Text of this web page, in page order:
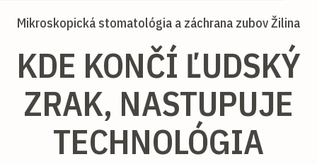
Mikroskopická stomatológia a záchrana zubov Žilina
KDE KONČÍ ĽUDSKÝ
ZRAK, NASTUPUJE
TECHNOLÓGIA